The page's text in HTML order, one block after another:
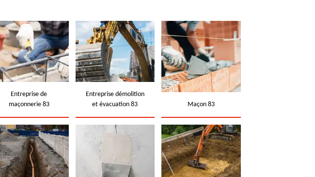
Entreprise de
maçonnerie 83
Entreprise démolition
et évacuation 83
Maçon 83